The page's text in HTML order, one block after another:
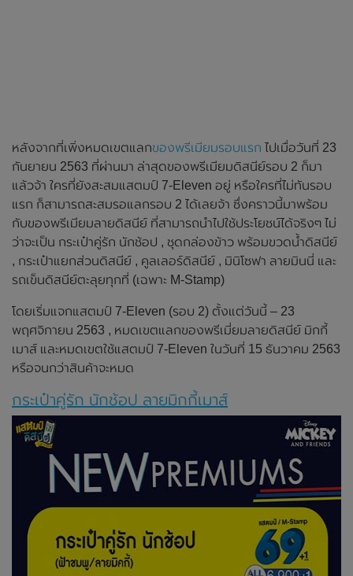
หลังจากที่เพิ่งหมดเขตแลกของพรีเมียมรอบแรก ไปเมื่อวันที่ 23
กันยายน 2563 ที่ผ่านมา ล่าสุดของพรีเมียมดิสนีย์รอบ 2 ก็มา
แล้วจ้า ใครที่ยังสะสมแสตมป์ 7-Eleven อยู่ หรือใครที่ไม่ทันรอบ
แรก ก็สามารถสะสมรอแลกรอบ 2 ได้เลยจ้า ซึ่งคราวนี้มาพร้อม
กับของพรีเมียมลายดิสนีย์ ที่สามารถนำไปใช้ประโยชน์ได้จริงๆ ไม่
ว่าจะเป็น กระเป๋าคู่รัก นักช้อป , ชุดกล่องข้าว พร้อมขวดน้ำดิสนีย์
, กระเป๋าแยกส่วนดิสนีย์ , คูลเลอร์ดิสนีย์ , มินิโซฟา ลายมินนี่ และ
รถเข็นดิสนีย์ตะลุยทุกที่ (เฉพาะ M-Stamp)
โดยเริ่มแจกแสตมป์ 7-Eleven (รอบ 2) ตั้งแต่วันนี้ – 23
พฤศจิกายน 2563 , หมดเขตแลกของพรีเมี่ยมลายดิสนีย์ มิกกี้
เมาส์ และหมดเขตใช้แสตมป์ 7-Eleven ในวันที่ 15 ธันวาคม 2563
หรือจนกว่าสินค้าจะหมด
กระเป๋าคู่รัก นักช้อป ลายมิกกี้เมาส์